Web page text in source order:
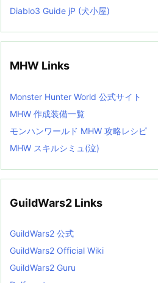
Diablo3 Guide jP (犬小屋)
MHW Links
Monster Hunter World 公式サイト
MHW 作成装備一覧
モンハンワールド MHW 攻略レシピ
MHW スキルシミュ(泣)
GuildWars2 Links
GuildWars2 公式
GuildWars2 Official Wiki
GuildWars2 Guru